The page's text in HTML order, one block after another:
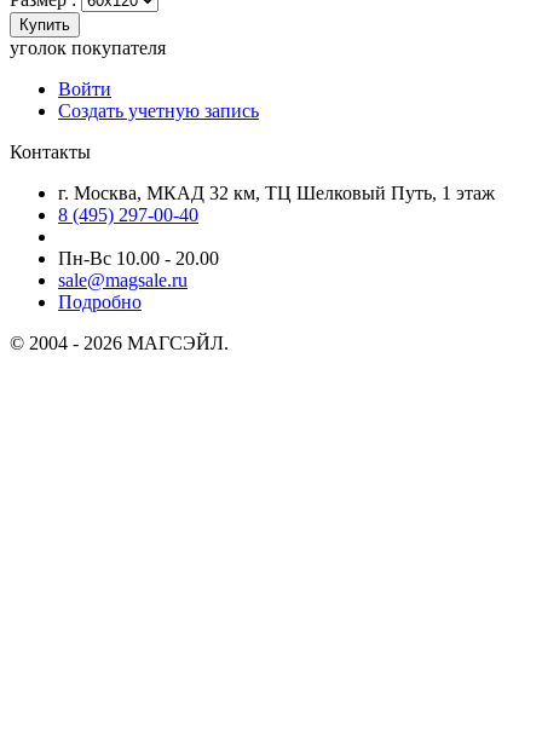
Купить
уголок покупателя
Войти
Создать учетную запись
Контакты
г. Москва, МКАД 32 км, ТЦ Шелковый Путь, 1 этаж
8 (495) 297-00-40
Пн-Вс 10.00 - 20.00
sale@magsale.ru
Подробно
© 2004 - 2026 МАГСЭЙЛ.